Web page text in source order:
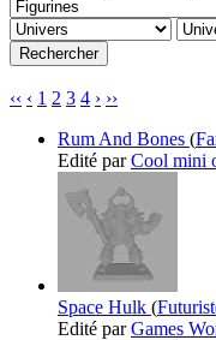
‹‹ ‹ 1 2 3 4 › ››
Rum And Bones (
Edité parCool mini
Space Hulk (
Edité parGames